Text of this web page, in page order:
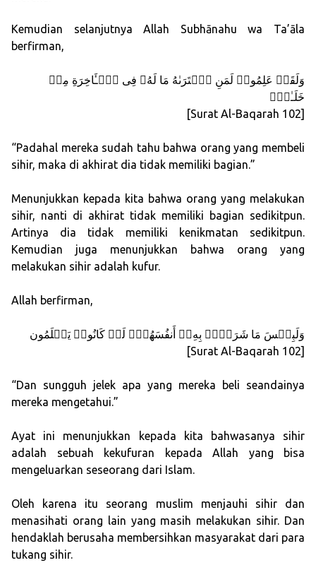
Kemudian selanjutnya Allah Subhānahu wa Ta’āla
berfirman,
وَلَقَدۡ عَلِمُوا۟ لَمَنِ ٱشۡتَرَىٰهُ مَا لَهُۥ فِی ٱلۡـَٔاخِرَةِ مِنۡ
خَلَـٰقࣲۚ
[Surat Al-Baqarah 102]
“Padahal mereka sudah tahu bahwa orang yang membeli
sihir, maka di akhirat dia tidak memiliki bagian.”
Menunjukkan kepada kita bahwa orang yang melakukan
sihir, nanti di akhirat tidak memiliki bagian sedikitpun.
Artinya dia tidak memiliki kenikmatan sedikitpun.
Kemudian juga menunjukkan bahwa orang yang
melakukan sihir adalah kufur.
Allah berfirman,
وَلَبِئۡسَ مَا شَرَوۡا۟ بِهِۦۤ أَنفُسَهُمۡۚ لَوۡ كَانُوا۟ یَعۡلَمُون
[Surat Al-Baqarah 102]
“Dan sungguh jelek apa yang mereka beli seandainya
mereka mengetahui.”
Ayat ini menunjukkan kepada kita bahwasanya sihir
adalah sebuah kekufuran kepada Allah yang bisa
mengeluarkan seseorang dari Islam.
Oleh karena itu seorang muslim menjauhi sihir dan
menasihati orang lain yang masih melakukan sihir. Dan
hendaklah berusaha membersihkan masyarakat dari para
tukang sihir.